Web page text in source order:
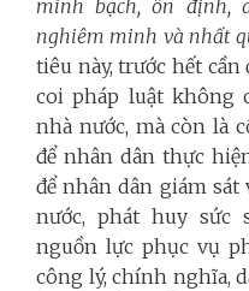
minh bạch, ổn định,
nghiêm minh và nhất
tiêu này, trước hết
coi pháp luật không
nhà nước, mà còn là
để nhân dân thực
để nhân dân giám sát
nước, phát huy sức
nguồn lực phục vụ
công lý, chính nghĩa,